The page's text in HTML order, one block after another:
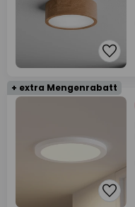
+ extra Mengenrabatt